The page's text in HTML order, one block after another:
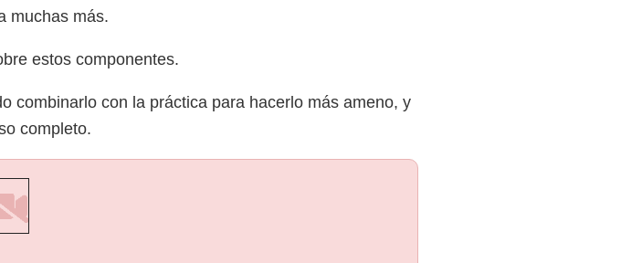
muchas más.
estos componentes.
combinarlo con la práctica para hacerlo más ameno, y
completo.